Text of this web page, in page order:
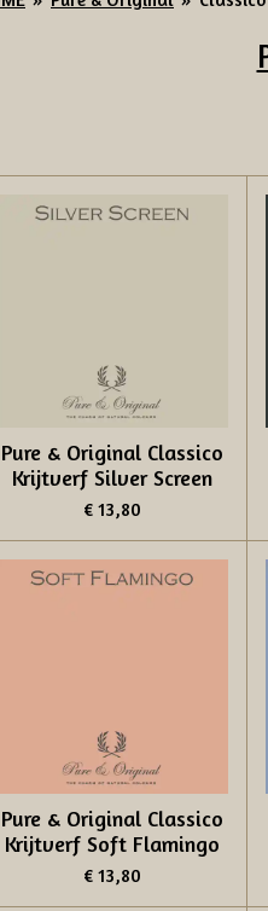
Pure & Original Classico
Krijtverf Silver Screen
€ 13,80
Pure & Original Classico
Krijtverf Soft Flamingo
€ 13,80